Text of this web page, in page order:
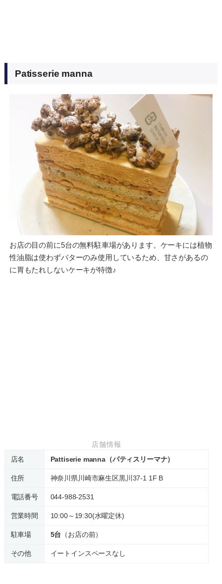
Patisserie manna
お店の目の前に5台の無料駐車場があります。ケーキには植物
性油脂は使わずバターのみ使用しているため、甘さがあるの
に胃もたれしないケーキが特徴♪
店舗情報
店名
Pattiserie manna（パティスリーマナ）
住所 神奈川県川崎市麻生区黒川37-1 1F B
電話番号 044-988-2531
営業時間 10:00～19:30(水曜定休)
駐車場 5台 （お店の前）
その他 イートインスペースなし